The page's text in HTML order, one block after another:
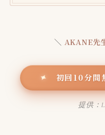
＼ AKANE先
✦ 初回10分間
提供：